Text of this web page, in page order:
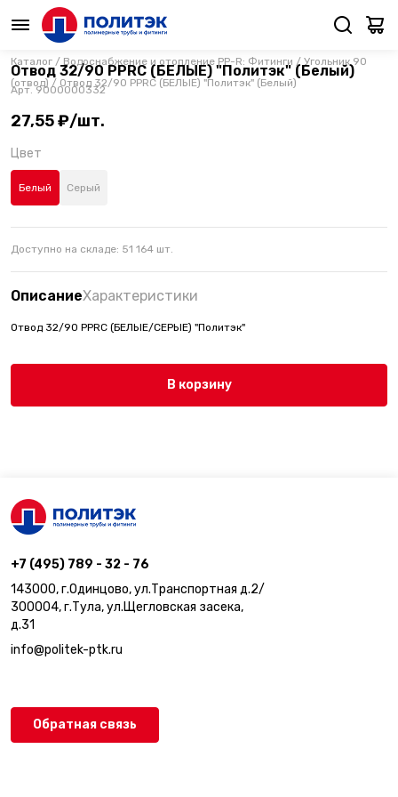
Каталог / Водоснабжение и отопление PP-R: Фитинги / Угольник 90
(отвод) / Отвод 32/90 PPRC (БЕЛЫЕ) "Политэк" (Белый)
Отвод 32/90 PPRC (БЕЛЫЕ) "Политэк" (Белый)
Арт.9000000332
27,55 ₽/шт.
Цвет
Белый Серый
Доступно на складе: 51 164 шт.
ОписаниеХарактеристики
Отвод 32/90 PPRC (БЕЛЫЕ/СЕРЫЕ) "Политэк"
В корзину
+7 (495) 789 - 32 - 76
143000, г.Одинцово, ул.Транспортная д.2/
300004, г.Тула, ул.Щегловская засека,
д.31
info@politek-ptk.ru
Обратная связь